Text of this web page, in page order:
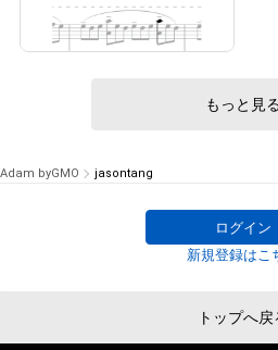
40,000,000
もっと見
Adam byGMO jasontang
ログイン
新規登録はこ
トップへ戻